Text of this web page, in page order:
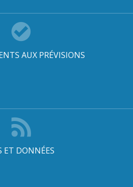
AUX PRÉVISIONS
ET DONNÉES